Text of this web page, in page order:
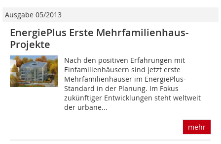
Ausgabe 05/2013
EnergiePlus Erste Mehrfamilienhaus-
Projekte
Nach den positiven Erfahrungen mit
Einfamilienhäusern sind jetzt erste
Mehrfamilienhäuser im EnergiePlus-
Standard in der Planung. Im Fokus
zukünftiger Entwicklungen steht weltweit
der urbane...
mehr